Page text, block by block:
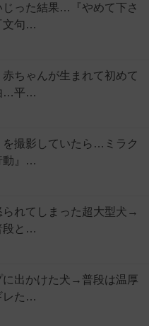
った結果…『やめて下さ
文句…
ちゃんが生まれて初めて
…平…
撮影していたら…ミラク
動』…
られてしまった超大型犬→
段と…
に出かけた犬→普段は温厚
レた…